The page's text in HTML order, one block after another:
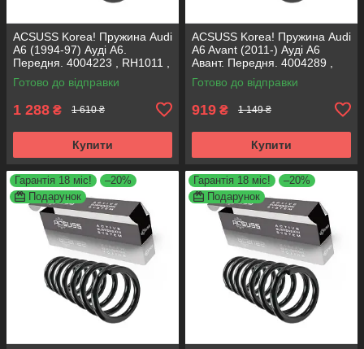
ACSUSS Korea! Пружина Audi
A6 (1994-97) Ауді А6.
Передня. 4004223 , RH1011 ,
997224. Аксусс Корея
Готово до відправки
1 288 ₴ 1 610 ₴
Купити
ACSUSS Korea! Пружина Audi
A6 Avant (2011-) Ауді А6
Авант. Передня. 4004289 ,
RA3798 , 993124. Аксусс
Корея
Готово до відправки
919 ₴ 1 149 ₴
Купити
Гарантія 18 міс!
–20%
Подарунок
Гарантія 18 міс!
–20%
Подарунок